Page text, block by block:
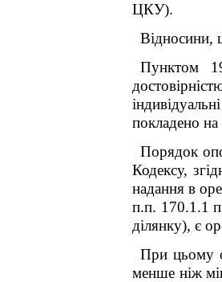
ЦКУ).
Відносини,
Пунктом
покладено
Порядок
Кодексу,
надання в
п.п. 170.1.1
ділянку), є
При цьому
менше ніж